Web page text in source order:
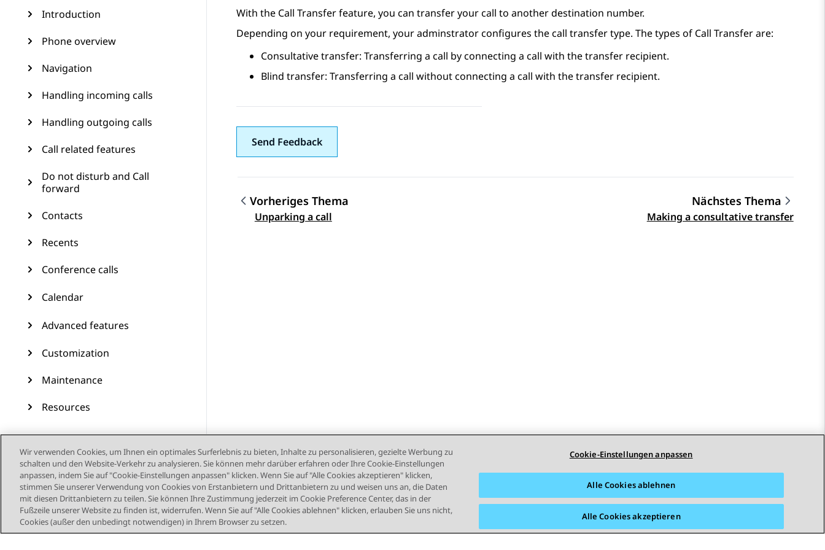
Introduction
Phone overview
Navigation
Handling incoming calls
Handling outgoing calls
Call related features
Do not disturb and Call
forward
Contacts
Recents
Conference calls
Calendar
Advanced features
Customization
Maintenance
Resources
With the Call Transfer feature, you can transfer your call to another destination number.
Depending on your requirement, your adminstrator configures the call transfer type. The types of Call Transfer are:
Consultative transfer: Transferring a call by connecting a call with the transfer recipient.
Blind transfer: Transferring a call without connecting a call with the transfer recipient.
Send Feedback
Themennavigation
Vorheriges Thema
Unparking a call
Nächstes Thema
Making a consultative transfer
STAY CONNECTED
Wir verwenden Cookies, um Ihnen ein optimales Surferlebnis zu bieten, Inhalte zu personalisieren, gezielte Werbung zu
schalten und den Website-Verkehr zu analysieren. Sie können mehr darüber erfahren oder Ihre Cookie-Einstellungen
anpassen, indem Sie auf "Cookie-Einstellungen anpassen" klicken. Wenn Sie auf "Alle Cookies akzeptieren" klicken,
stimmen Sie unserer Verwendung von Cookies von Erstanbietern und Drittanbietern zu und weisen uns an, die Daten
mit diesen Drittanbietern zu teilen. Sie können Ihre Zustimmung jederzeit im Cookie Preference Center, das in der
Fußzeile unserer Website zu finden ist, widerrufen. Wenn Sie auf "Alle Cookies ablehnen" klicken, erlauben Sie uns nicht,
Cookies (außer den unbedingt notwendigen) in Ihrem Browser zu setzen.
Cookie-Einstellungen anpassen
Alle Cookies ablehnen
Alle Cookies akzeptieren